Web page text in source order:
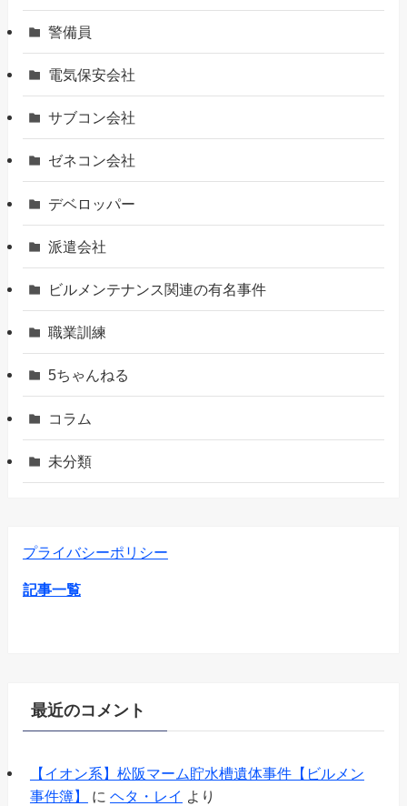
警備員
電気保安会社
サブコン会社
ゼネコン会社
デベロッパー
派遣会社
ビルメンテナンス関連の有名事件
職業訓練
5ちゃんねる
コラム
未分類
プライバシーポリシー
記事一覧
最近のコメント
【イオン系】松阪マーム貯水槽遺体事件【ビルメン
事件簿】
に ヘタ・レイ より